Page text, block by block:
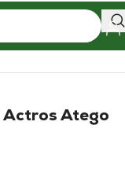
Actros Atego